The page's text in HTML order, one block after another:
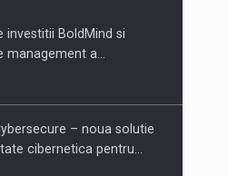
CORPORATE
investitii BoldMind si
management a…
– noua solutie
cibernetica pentru…